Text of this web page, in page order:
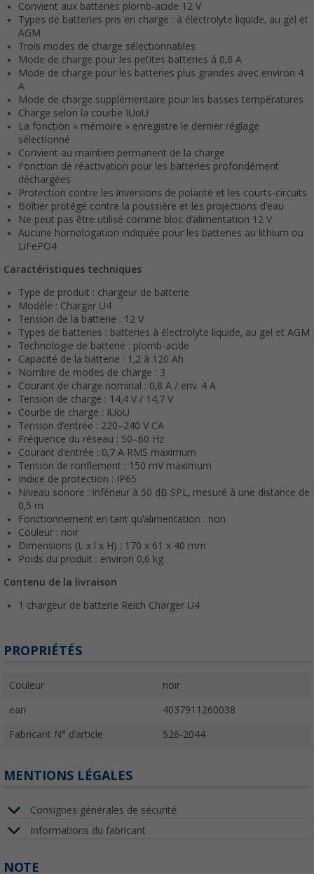
Convient aux batteries plomb-acide 12 V
Types de batteries pris en charge : à électrolyte liquide, au gel et
AGM
Trois modes de charge sélectionnables
Mode de charge pour les petites batteries à 0,8 A
Mode de charge pour les batteries plus grandes avec environ 4
A
Mode de charge supplémentaire pour les basses températures
Charge selon la courbe IUoU
La fonction « mémoire » enregistre le dernier réglage
sélectionné
Convient au maintien permanent de la charge
Fonction de réactivation pour les batteries profondément
déchargées
Protection contre les inversions de polarité et les courts-circuits
Boîtier protégé contre la poussière et les projections d'eau
Ne peut pas être utilisé comme bloc d'alimentation 12 V
Aucune homologation indiquée pour les batteries au lithium ou
LiFePO4
Caractéristiques techniques
Type de produit : chargeur de batterie
Modèle : Charger U4
Tension de la batterie : 12 V
Types de batteries : batteries à électrolyte liquide, au gel et AGM
Technologie de batterie : plomb-acide
Capacité de la batterie : 1,2 à 120 Ah
Nombre de modes de charge : 3
Courant de charge nominal : 0,8 A / env. 4 A
Tension de charge : 14,4 V / 14,7 V
Courbe de charge : IUoU
Tension d'entrée : 220–240 V CA
Fréquence du réseau : 50–60 Hz
Courant d'entrée : 0,7 A RMS maximum
Tension de ronflement : 150 mV maximum
Indice de protection : IP65
Niveau sonore : inférieur à 50 dB SPL, mesuré à une distance de
0,5 m
Fonctionnement en tant qu'alimentation : non
Couleur : noir
Dimensions (L x l x H) : 170 x 61 x 40 mm
Poids du produit : environ 0,6 kg
Contenu de la livraison
1 chargeur de batterie Reich Charger U4
PROPRIÉTÉS
Couleur noir
ean 4037911260038
Fabricant N° d'article 526-2044
MENTIONS LÉGALES
Consignes générales de sécurité
Informations du fabricant
NOTE